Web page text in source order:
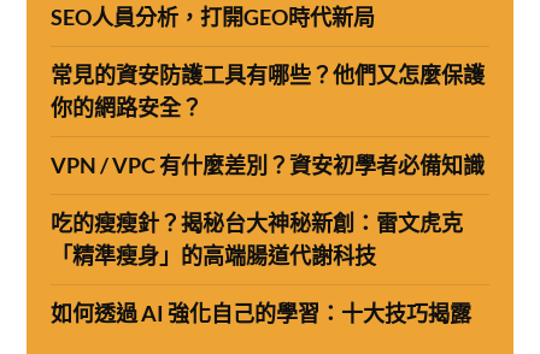
SEO人員分析，打開GEO時代新局
常見的資安防護工具有哪些？他們又怎麼保護
你的網路安全？
VPN / VPC 有什麼差別？資安初學者必備知識
吃的瘦瘦針？揭秘台大神秘新創：雷文虎克
「精準瘦身」的高端腸道代謝科技
如何透過 AI 強化自己的學習：十大技巧揭露